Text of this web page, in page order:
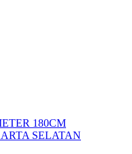
180CM
SELATAN